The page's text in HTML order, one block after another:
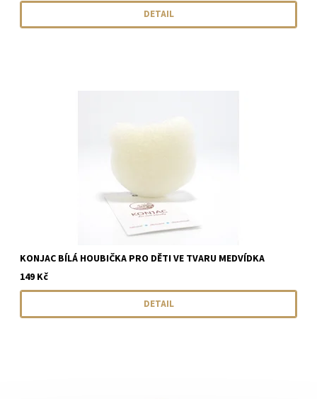
DETAIL
KONJAC BÍLÁ HOUBIČKA PRO DĚTI VE TVARU MEDVÍDKA
149 Kč
DETAIL